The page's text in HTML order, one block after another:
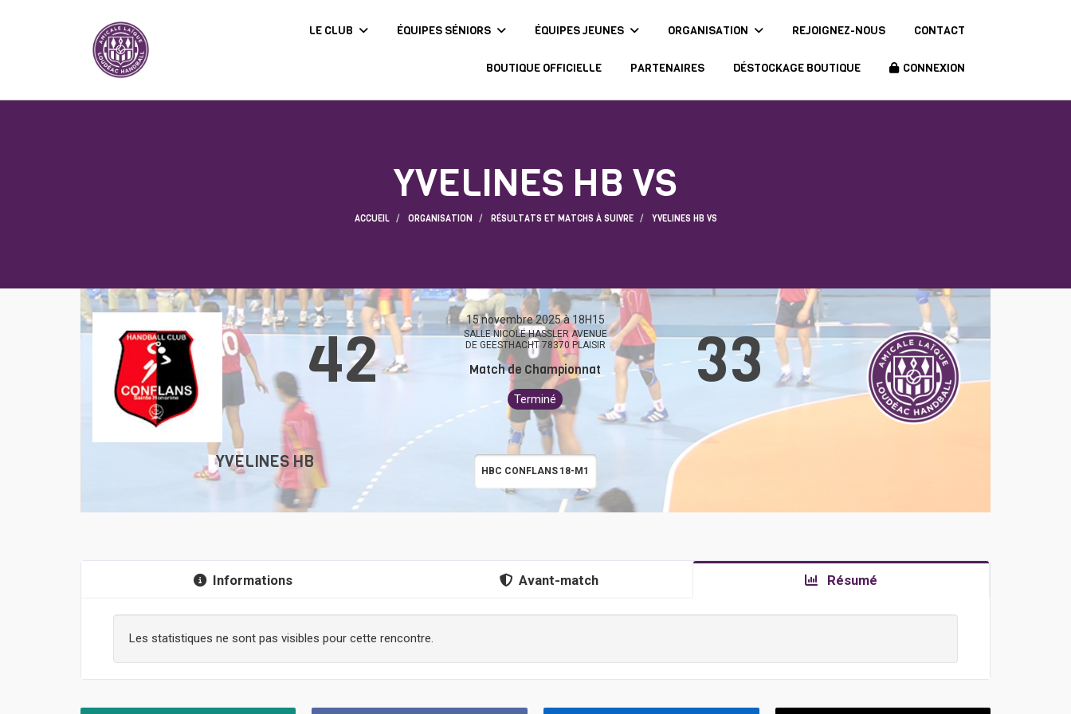
LE CLUB ÉQUIPES SÉNIORS ÉQUIPES JEUNES ORGANISATION REJOIGNEZ-NOUS CONTACT
BOUTIQUE OFFICIELLE PARTENAIRES DÉSTOCKAGE BOUTIQUE CONNEXION
YVELINES HB VS
ACCUEIL ORGANISATION RÉSULTATS ET MATCHS À SUIVRE YVELINES HB VS
15 novembre 2025 à 18H15
SALLE NICOLE HASSLER AVENUE
DE GEESTHACHT 78370 PLAISIR
Match de Championnat
Terminé
42 33
YVELINES HB HBC CONFLANS 18-M1
Informations Avant-match Résumé
Les statistiques ne sont pas visibles pour cette rencontre.